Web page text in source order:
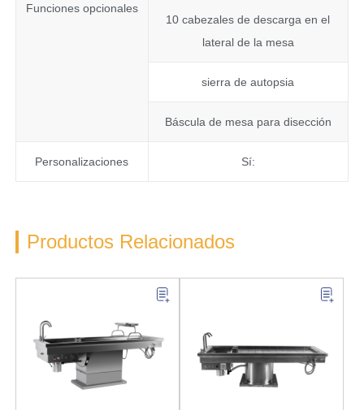
Funciones opcionales
10 cabezales de descarga en el
lateral de la mesa
sierra de autopsia
Báscula de mesa para disección
Personalizaciones Sí:
Productos Relacionados